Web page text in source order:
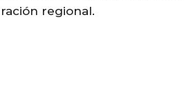
regional.